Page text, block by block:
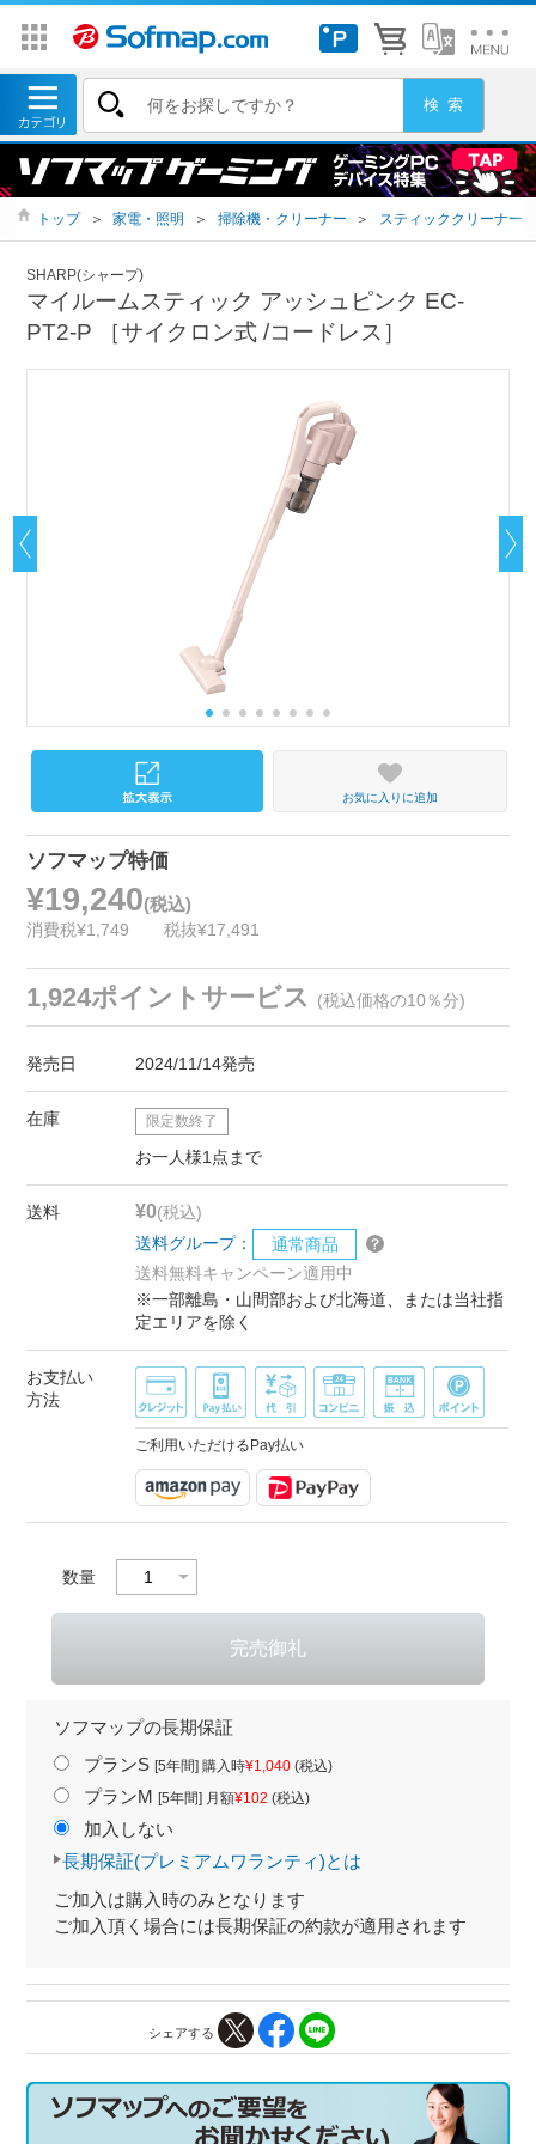
トップ ＞ 家電・照明 ＞ 掃除機・クリーナー ＞ スティッククリーナー
SHARP(シャープ)
マイルームスティック アッシュピンク EC-
PT2-P ［サイクロン式 /コードレス］
お気に入りに追加
ソフマップ特価
¥19,240(税込)
消費税¥1,749 税抜¥17,491
1,924ポイントサービス (税込価格の10％分)
発売日 2024/11/14発売
在庫 限定数終了
お一人様1点まで
送料 ¥0(税込)
送料グループ：
通常商品
送料無料キャンペーン適用中
※一部離島・山間部および北海道、または当社指
定エリアを除く
お支払い
方法
ご利用いただけるPay払い
数量
ソフマップの長期保証
プランS [5年間] 購入時¥1,040(税込)
プランM [5年間] 月額¥102 (税込)
加入しない
長期保証(プレミアムワランティ)とは
ご加入は購入時のみとなります
ご加入頂く場合には長期保証の約款が適用されます
シェアする